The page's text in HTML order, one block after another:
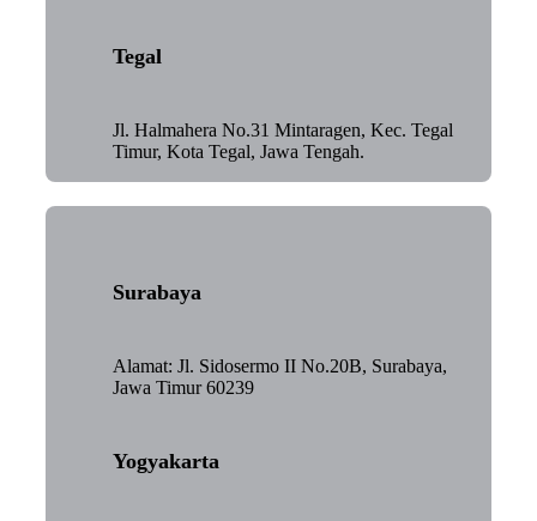
Tegal
Jl. Halmahera No.31 Mintaragen, Kec. Tegal
Timur, Kota Tegal, Jawa Tengah.
Surabaya
Alamat: Jl. Sidosermo II No.20B, Surabaya,
Jawa Timur 60239
Yogyakarta